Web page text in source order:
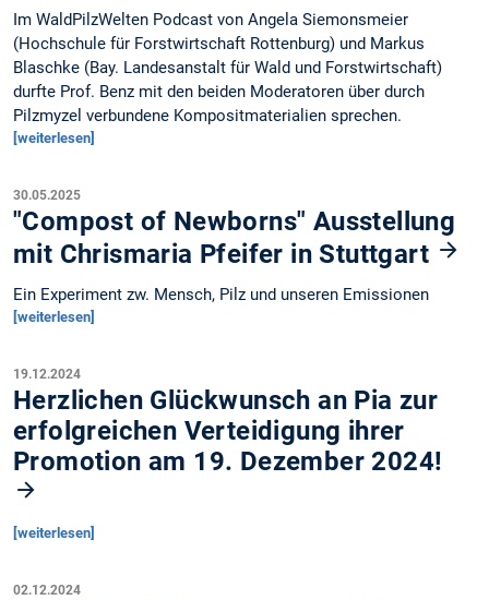
Im WaldPilzWelten Podcast von Angela Siemonsmeier
(Hochschule für Forstwirtschaft Rottenburg) und Markus
Blaschke (Bay. Landesanstalt für Wald und Forstwirtschaft)
durfte Prof. Benz mit den beiden Moderatoren über durch
Pilzmyzel verbundene Kompositmaterialien sprechen.
[weiterlesen]
30.05.2025
"Compost of Newborns" Ausstellung
mit Chrismaria Pfeifer in Stuttgart
Ein Experiment zw. Mensch, Pilz und unseren Emissionen
[weiterlesen]
19.12.2024
Herzlichen Glückwunsch an Pia zur
erfolgreichen Verteidigung ihrer
Promotion am 19. Dezember 2024!
[weiterlesen]
02.12.2024